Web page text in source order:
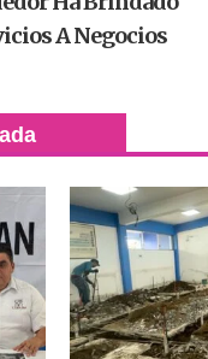
A Negocios